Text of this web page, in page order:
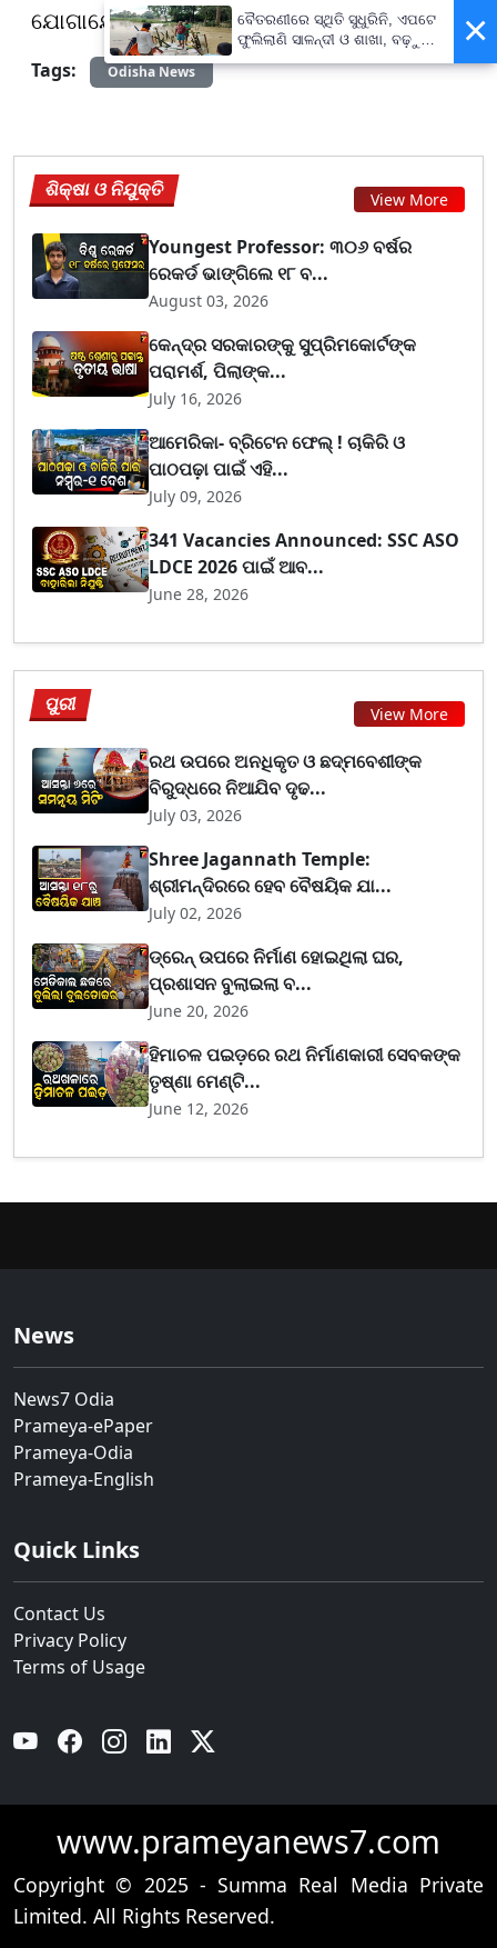
ଯୋଗାଯୋଗ ସମ୍ଭବ ହୋଇପାରିନାହିଁ ।
Tags:
Odisha News
ଶିକ୍ଷା ଓ ନିଯୁକ୍ତି View More
Youngest Professor: ୩୦୬ ବର୍ଷର
ରେକର୍ଡ ଭାଙ୍ଗିଲେ ୧୮ ବ...
August 03, 2026
କେନ୍ଦ୍ର ସରକାରଙ୍କୁ ସୁପ୍ରିମକୋର୍ଟଙ୍କ
ପରାମର୍ଶ, ପିଲାଙ୍କ...
July 16, 2026
ଆମେରିକା- ବ୍ରିଟେନ ଫେଲ୍ ! ଚାକିରି ଓ
ପାଠପଢ଼ା ପାଇଁ ଏହି...
July 09, 2026
341 Vacancies Announced: SSC ASO
LDCE 2026 ପାଇଁ ଆବ...
June 28, 2026
ପୁରୀ View More
ରଥ ଉପରେ ଅନଧିକୃତ ଓ ଛଦ୍ମବେଶୀଙ୍କ
ବିରୁଦ୍ଧରେ ନିଆଯିବ ଦୃଢ...
July 03, 2026
Shree Jagannath Temple:
ଶ୍ରୀମନ୍ଦିରରେ ହେବ ବୈଷୟିକ ଯା...
July 02, 2026
ଡ୍ରେନ୍ ଉପରେ ନିର୍ମାଣ ହୋଇଥିଲା ଘର,
ପ୍ରଶାସନ ବୁଲାଇଲା ବ...
June 20, 2026
ହିମାଚଳ ପଇଡ଼ରେ ରଥ ନିର୍ମାଣକାରୀ ସେବକଙ୍କ
ତୃଷ୍ଣା ମେଣ୍ଟି...
June 12, 2026
News
News7 Odia
Prameya-ePaper
Prameya-Odia
Prameya-English
Quick Links
Contact Us
Privacy Policy
Terms of Usage
YouTube Facebook Instagram Linkedin
www.prameyanews7.com
Copyright © 2025 - Summa Real Media Private
Limited. All Rights Reserved.
×
ବୈତରଣୀରେ ସ୍ଥିତି ସୁଧୁରିନି, ଏପଟେ
ଫୁଲିଲାଣି ସାଳନ୍ଦୀ ଓ ଶାଖା, ବଢ଼ୁଛି
ବନ୍ୟା ଭୟ